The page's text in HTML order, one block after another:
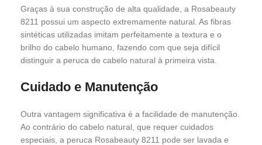
Graças à sua construção de alta qualidade, a Rosabeauty
8211 possui um aspecto extremamente natural. As fibras
sintéticas utilizadas imitam perfeitamente a textura e o
brilho do cabelo humano, fazendo com que seja difícil
distinguir a peruca de cabelo natural à primeira vista.
Cuidado e Manutenção
Outra vantagem significativa é a facilidade de manutenção.
Ao contrário do cabelo natural, que requer cuidados
especiais, a peruca Rosabeauty 8211 pode ser lavada e